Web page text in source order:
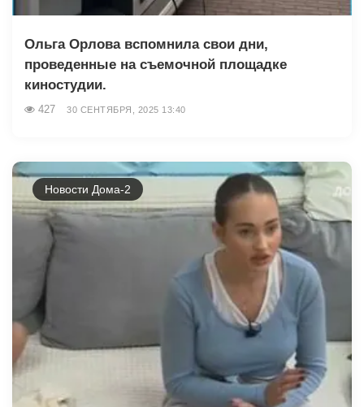
Ольга Орлова вспомнила свои дни,
проведенные на съемочной площадке
киностудии.
427 30 СЕНТЯБРЯ, 2025 13:40
Новости Дома-2